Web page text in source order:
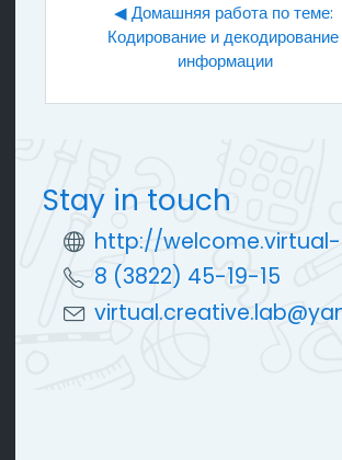
◀︎ Домашняя работа по теме:
Кодирование и декодирование
информации
Stay in touch
http://
8 (3822) 45-19-15